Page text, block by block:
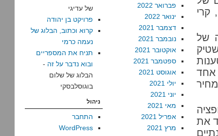
קרי
של
אחד
את
פברואר 2022
ינואר 2022
דצמבר 2021
נובמבר 2021
אוקטובר 2021
ספטמבר 2021
אוגוסט 2021
יולי 2021
יוני 2021
מאי 2021
אפריל 2021
מרץ 2021
של עדיגי
פרויקט בן יהודה
קרוא וכתוב, הבלוג של
נעמה כרמי
תניח את המספריים
ובוא נדבר על זה -
הבלוג של שלום
בוגוסלבסקי
ניהול
התחבר
WordPress